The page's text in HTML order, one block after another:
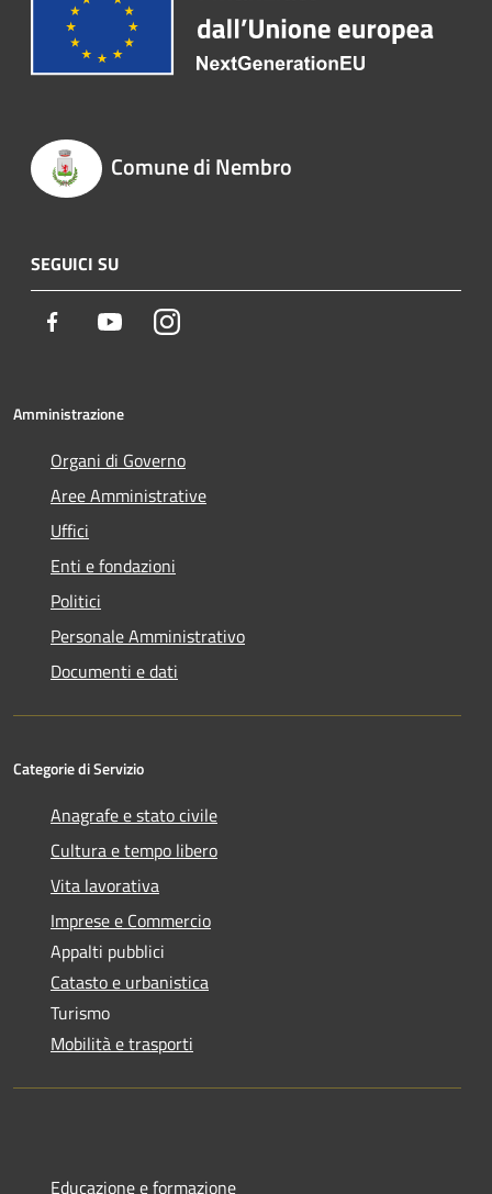
Comune di Nembro
SEGUICI SU
Facebook YoutubeInstagram
Amministrazione
Organi di Governo
Aree Amministrative
Uffici
Enti e fondazioni
Politici
Personale Amministrativo
Documenti e dati
Categorie di Servizio
Anagrafe e stato civile
Cultura e tempo libero
Vita lavorativa
Imprese e Commercio
Appalti pubblici
Catasto e urbanistica
Turismo
Mobilità e trasporti
Educazione e formazione